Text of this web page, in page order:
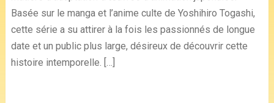
Basée sur le manga et l’anime culte de Yoshihiro Togashi,
cette série a su attirer à la fois les passionnés de longue
date et un public plus large, désireux de découvrir cette
histoire intemporelle. […]